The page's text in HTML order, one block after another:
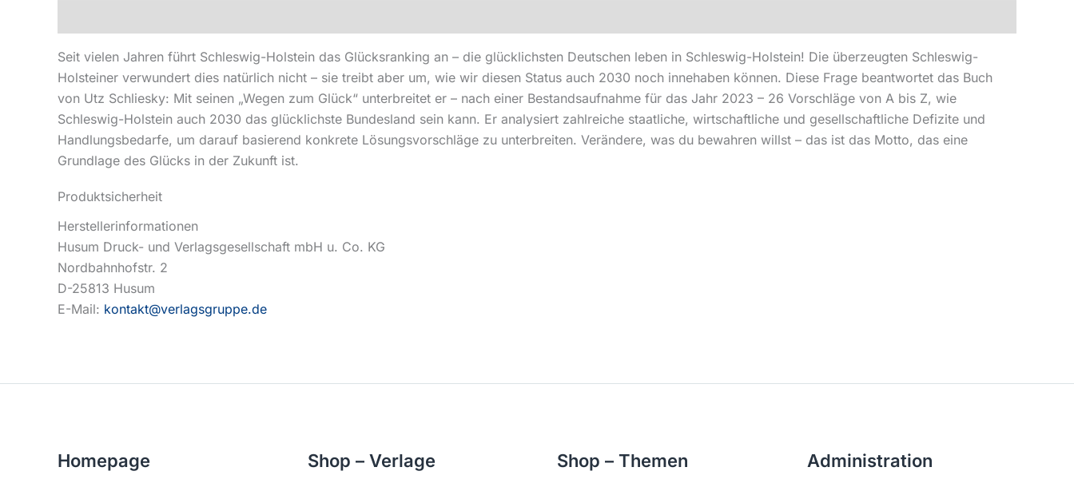
Seit vielen Jahren führt Schleswig-Holstein das Glücksranking an – die glücklichsten Deutschen leben in Schleswig-Holstein! Die überzeugten Schleswig-
Holsteiner verwundert dies natürlich nicht – sie treibt aber um, wie wir diesen Status auch 2030 noch innehaben können. Diese Frage beantwortet das Buch
von Utz Schliesky: Mit seinen „Wegen zum Glück“ unterbreitet er – nach einer Bestandsaufnahme für das Jahr 2023 – 26 Vorschläge von A bis Z, wie
Schleswig-Holstein auch 2030 das glücklichste Bundesland sein kann. Er analysiert zahlreiche staatliche, wirtschaftliche und gesellschaftliche Defizite und
Handlungsbedarfe, um darauf basierend konkrete Lösungsvorschläge zu unterbreiten. Verändere, was du bewahren willst – das ist das Motto, das eine
Grundlage des Glücks in der Zukunft ist.
Produktsicherheit
Herstellerinformationen
Husum Druck- und Verlagsgesellschaft mbH u. Co. KG
Nordbahnhofstr. 2
D-25813 Husum
E-Mail: kontakt@verlagsgruppe.de
Homepage Shop – Verlage Shop – Themen Administration